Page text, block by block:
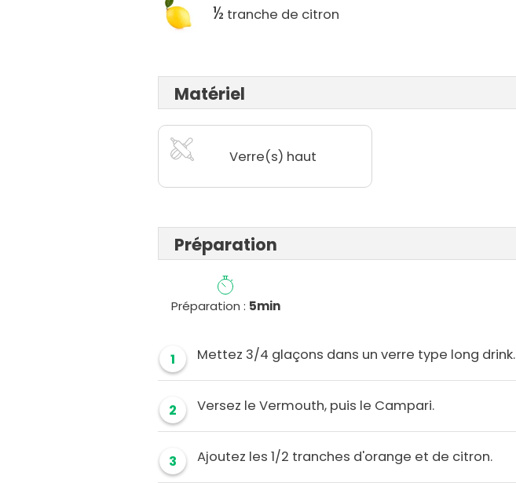
½ tranche de citron
Matériel
Verre(s) haut
Préparation
Préparation : 5min
1 Mettez 3/4 glaçons dans un verre type long drink.
2 Versez le Vermouth, puis le Campari.
3 Ajoutez les 1/2 tranches d'orange et de citron.